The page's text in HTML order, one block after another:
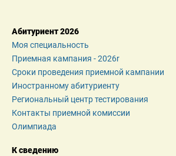
Абитуриент 2026
Моя специальность
Приемная кампания - 2026r
Сроки проведения приемной кампании
Иностранному абитуриенту
Региональный центр тестирования
Контакты приемной комиссии
Олимпиада
К сведению